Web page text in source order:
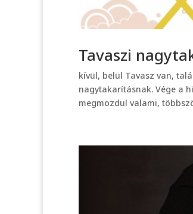
Tavaszi
kívül, belül Tavasz van,
nagytakarításnak. Vége a
megmozdul valami,